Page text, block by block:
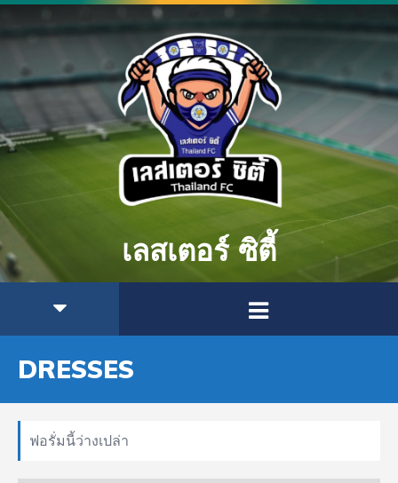
เลสเตอร์ ซิตี้
DRESSES
ฟอรั่มนี้ว่างเปล่า